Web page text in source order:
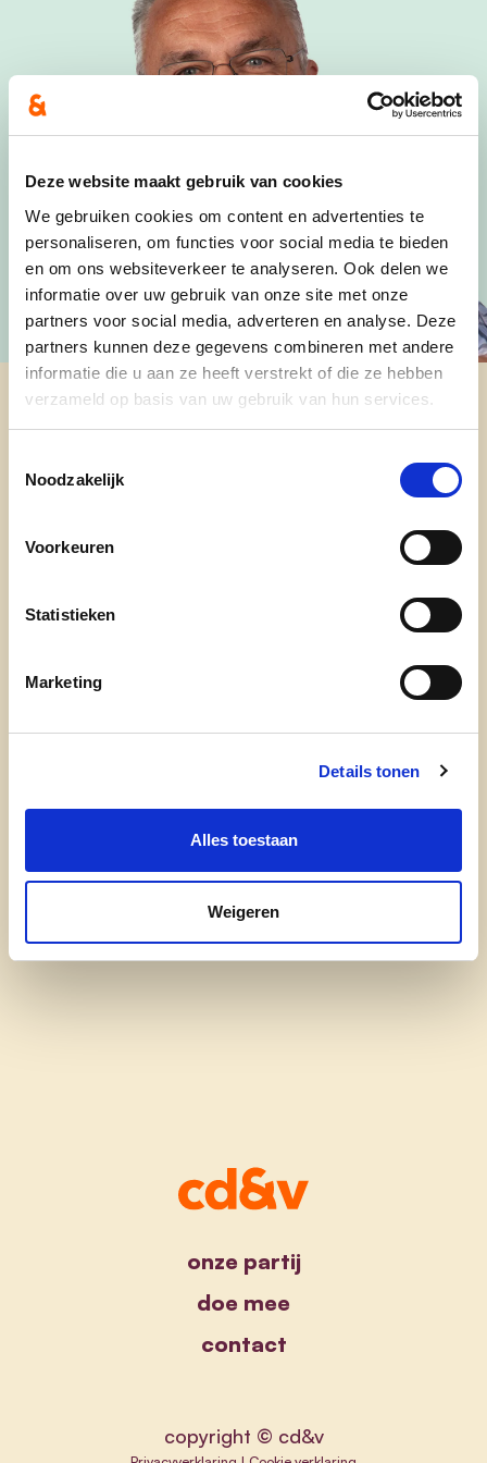
Deze website maakt gebruik van cookies
We gebruiken cookies om content en advertenties te
personaliseren, om functies voor social media te bieden
en om ons websiteverkeer te analyseren. Ook delen we
informatie over uw gebruik van onze site met onze
partners voor social media, adverteren en analyse. Deze
partners kunnen deze gegevens combineren met andere
informatie die u aan ze heeft verstrekt of die ze hebben
verzameld op basis van uw gebruik van hun services.
Noodzakelijk
Voorkeuren
Statistieken
Marketing
Details tonen
Alles toestaan
Weigeren
Getrouwd met Marielle, vader van Nathalie
kleinkindjes
Werkzaam in de analytische research van een
Stadsgids sinds 1987
Stuur mij een e-mail
cd&v Herentals
onze partij
doe mee
contact
copyright © cd&v